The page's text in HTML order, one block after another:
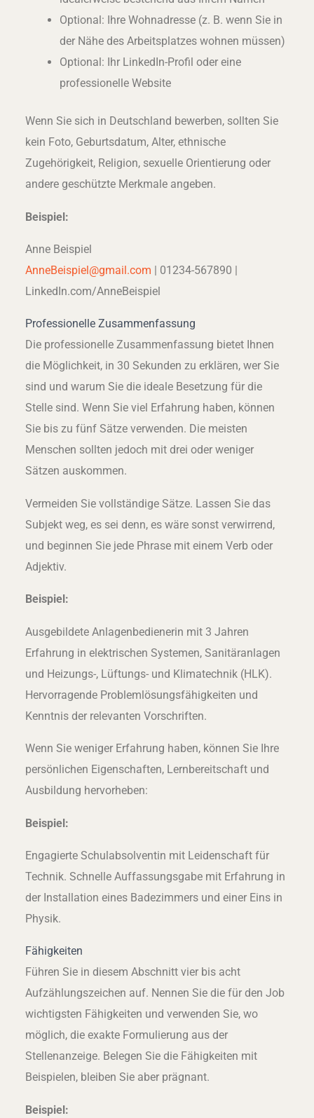
Optional: Ihre Wohnadresse (z. B. wenn Sie in
der Nähe des Arbeitsplatzes wohnen müssen)
Optional: Ihr LinkedIn-Profil oder eine
professionelle Website
Wenn Sie sich in Deutschland bewerben, sollten Sie
kein Foto, Geburtsdatum, Alter, ethnische
Zugehörigkeit, Religion, sexuelle Orientierung oder
andere geschützte Merkmale angeben.
Beispiel:
Anne Beispiel
AnneBeispiel@gmail.com | 01234-567890 |
LinkedIn.com/AnneBeispiel
Professionelle Zusammenfassung
Die professionelle Zusammenfassung bietet Ihnen
die Möglichkeit, in 30 Sekunden zu erklären, wer Sie
sind und warum Sie die ideale Besetzung für die
Stelle sind. Wenn Sie viel Erfahrung haben, können
Sie bis zu fünf Sätze verwenden. Die meisten
Menschen sollten jedoch mit drei oder weniger
Sätzen auskommen.
Vermeiden Sie vollständige Sätze. Lassen Sie das
Subjekt weg, es sei denn, es wäre sonst verwirrend,
und beginnen Sie jede Phrase mit einem Verb oder
Adjektiv.
Beispiel:
Ausgebildete Anlagenbedienerin mit 3 Jahren
Erfahrung in elektrischen Systemen, Sanitäranlagen
und Heizungs-, Lüftungs- und Klimatechnik (HLK).
Hervorragende Problemlösungsfähigkeiten und
Kenntnis der relevanten Vorschriften.
Wenn Sie weniger Erfahrung haben, können Sie Ihre
persönlichen Eigenschaften, Lernbereitschaft und
Ausbildung hervorheben:
Beispiel:
Engagierte Schulabsolventin mit Leidenschaft für
Technik. Schnelle Auffassungsgabe mit Erfahrung in
der Installation eines Badezimmers und einer Eins in
Physik.
Fähigkeiten
Führen Sie in diesem Abschnitt vier bis acht
Aufzählungszeichen auf. Nennen Sie die für den Job
wichtigsten Fähigkeiten und verwenden Sie, wo
möglich, die exakte Formulierung aus der
Stellenanzeige. Belegen Sie die Fähigkeiten mit
Beispielen, bleiben Sie aber prägnant.
Beispiel: